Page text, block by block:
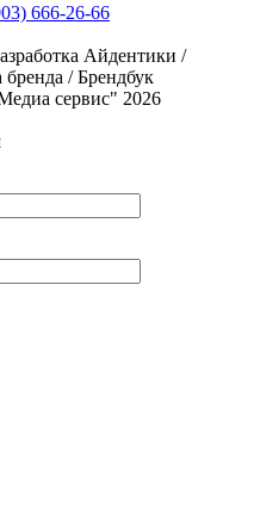
666-26-66
Айдентики /
бренда / Брендбук
сервис" 2026